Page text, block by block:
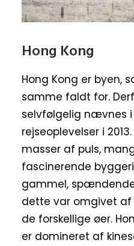
Hong Kong
Hong Kong er byen,
samme faldt for.
selvfølgelig nævnes
rejseoplevelser i 2013.
masser af puls,
fascinerende
gammel,
dette var omgivet af
de forskellige øer.
er domineret af